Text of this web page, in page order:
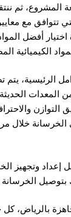
المشروع، ثم
تتوافق مع
اختيار أفضل
الكيميائية
الرئيسية، يتم
المعدات
خلال
إعداد وتجهيز
الخرسانة
بالرياض، كل